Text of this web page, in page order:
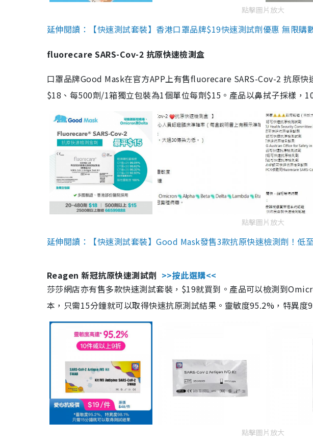
點擊圖片放大
延伸閱讀：【快速測試套裝】香港口罩品牌$19快速測試劑優惠 無限
fluorecare SARS-Cov-2 抗原快速檢測盒
口罩品牌Good Mask在官方APP上有售fluorecare SARS-Cov-2 抗原
$18、每500劑/1箱獨立包裝為1個單位每劑$15。產品以鼻拭子採樣，
點擊圖片放大
延伸閱讀：【快速測試套裝】Good Mask發售3款抗原快速檢測劑！低
Reagen 新冠抗原快速測試劑 >>按此選購<<
莎莎網店亦有售多款快速測試套裝，$19就買到。產品可以檢測到
本，只需15分鐘就可以取得快速抗原測試結果。靈敏度95.2%，特異度
點擊圖片放大